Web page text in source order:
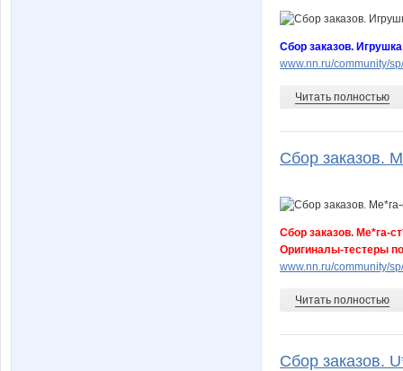
Сбор заказов.
www.nn.ru/community/
Читать полностью
Сбор заказов.
Сбор заказов. Ме*га-
Оригиналы-тестеры
www.nn.ru/community/
Читать полностью
Сбор заказов.